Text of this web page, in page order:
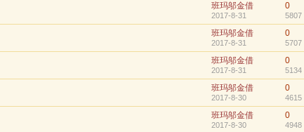
班玛邬金借
2017-8-31
0
5807
班玛邬金借
2017-8-31
0
5707
班玛邬金借
2017-8-31
0
5134
班玛邬金借
2017-8-30
0
4615
班玛邬金借
2017-8-30
0
4948